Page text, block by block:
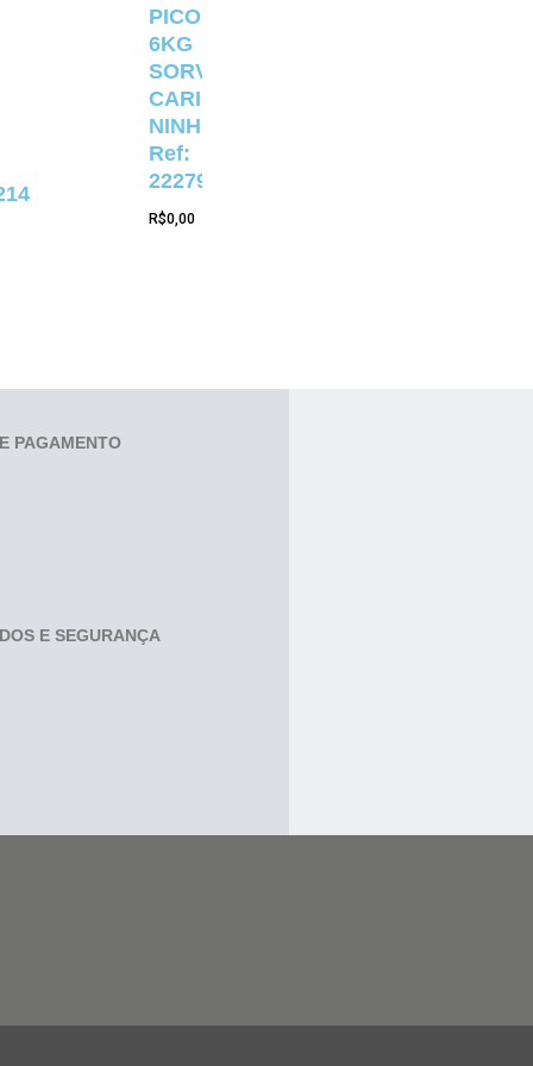
PICOLÉ
6KG
SORVETERIA
CARIOCA
NINHO
Ref:
22279
R$0,00
PAGAMENTO
E SEGURANÇA